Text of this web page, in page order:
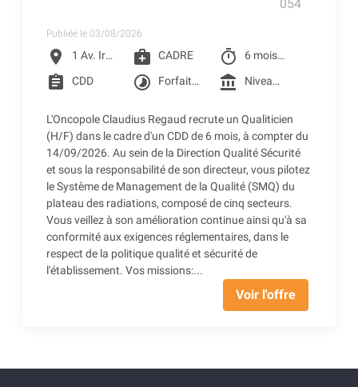
054
Publiée le 03/08/2026
location_on 1 Av. Irène Joliot-Curie, Toulouse medical_services CADRE timer 6 mois à partir du 14/09/2026
assignment CDD timelapse Forfait jour 206 jours account_balance Niveau 6I de la grille conventionnelle des CLCC (3 005.42 € Brut) + Prime SEGUR (248.98 € Brut) + Reprise d'ancienneté
L'Oncopole Claudius Regaud recrute un Qualiticien
(H/F) dans le cadre d'un CDD de 6 mois, à compter du
14/09/2026. Au sein de la Direction Qualité Sécurité
et sous la responsabilité de son directeur, vous pilotez
le Système de Management de la Qualité (SMQ) du
plateau des radiations, composé de cinq secteurs.
Vous veillez à son amélioration continue ainsi qu'à sa
conformité aux exigences réglementaires, dans le
respect de la politique qualité et sécurité de
l'établissement. Vos missions:...
Voir l'offre